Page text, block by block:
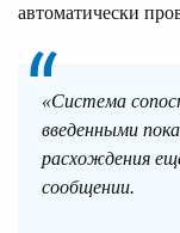
автоматически
«Система
введенными
расхождения
сообщении.